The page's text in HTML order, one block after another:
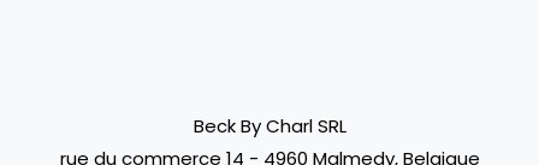
Beck By Charl SRL
rue du commerce 14 - 4960 Malmedy, Belgique